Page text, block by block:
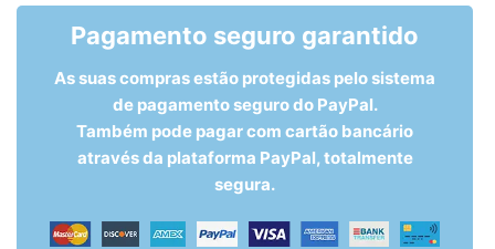
Pagamento seguro garantido
As suas compras estão protegidas pelo sistema
de pagamento seguro do PayPal.
Também pode pagar com cartão bancário
através da plataforma PayPal, totalmente
segura.